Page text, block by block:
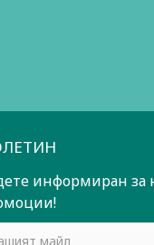
информиран за